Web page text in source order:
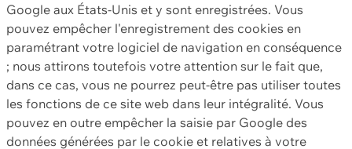
Google aux États-Unis et y sont enregistrées. Vous
pouvez empêcher l'enregistrement des cookies en
paramétrant votre logiciel de navigation en conséquence
; nous attirons toutefois votre attention sur le fait que,
dans ce cas, vous ne pourrez peut-être pas utiliser toutes
les fonctions de ce site web dans leur intégralité. Vous
pouvez en outre empêcher la saisie par Google des
données générées par le cookie et relatives à votre